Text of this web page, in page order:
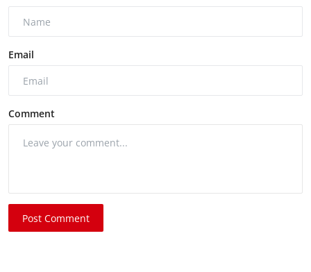
Email
Comment
Post Comment